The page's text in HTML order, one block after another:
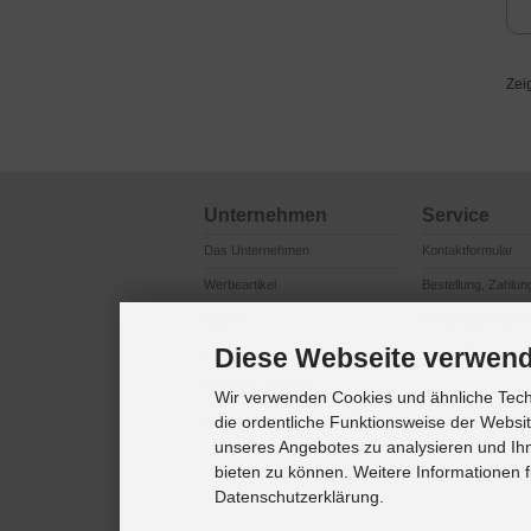
Unternehmen
Das Unternehmen
Werbeartikel
Produktsicherheit
Referenzkunden
Service
Kontaktformular
Bestellung,
Cookie
Diese Webseite
Wir verwenden Cookies und ähnliche
die ordentliche Funktionsweise der
unseres Angebotes zu analysieren und
bieten zu können. Weitere Informationen
Datenschutzerklärung.